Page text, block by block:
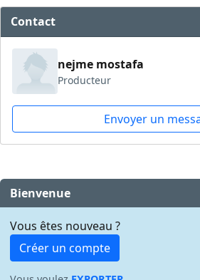
Contact
nejme mostafa
Producteur
Envoyer un
Bienvenue
Vous êtes nouveau ?
Créer un compte